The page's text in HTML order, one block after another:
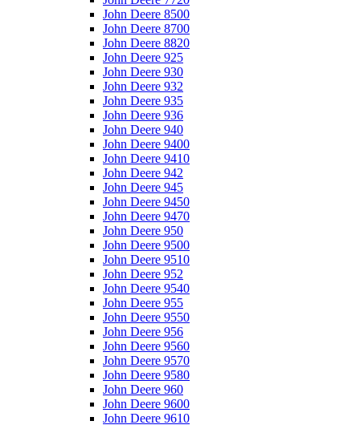
John Deere 8500
John Deere 8700
John Deere 8820
John Deere 925
John Deere 930
John Deere 932
John Deere 935
John Deere 936
John Deere 940
John Deere 9400
John Deere 9410
John Deere 942
John Deere 945
John Deere 9450
John Deere 9470
John Deere 950
John Deere 9500
John Deere 9510
John Deere 952
John Deere 9540
John Deere 955
John Deere 9550
John Deere 956
John Deere 9560
John Deere 9570
John Deere 9580
John Deere 960
John Deere 9600
John Deere 9610